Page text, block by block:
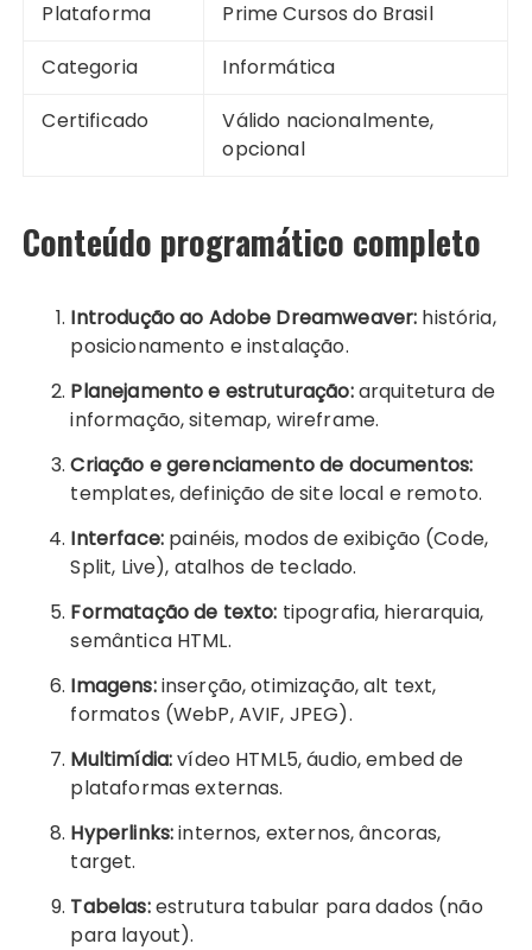
Plataforma
Prime Cursos do Brasil
Categoria
Informática
Certificado
Válido nacionalmente,
opcional
Conteúdo programático completo
Introdução ao Adobe Dreamweaver: história,
posicionamento e instalação.
Planejamento e estruturação:arquitetura de
informação, sitemap, wireframe.
Criação e gerenciamento de documentos:
templates, definição de site local e remoto.
Interface:painéis, modos de exibição (Code,
Split, Live), atalhos de teclado.
Formatação de texto: tipografia, hierarquia,
semântica HTML.
Imagens:inserção, otimização, alt text,
formatos (WebP, AVIF, JPEG).
Multimídia:vídeo HTML5, áudio, embed de
plataformas externas.
Hyperlinks:internos, externos, âncoras,
target.
Tabelas:estrutura tabular para dados (não
para layout).